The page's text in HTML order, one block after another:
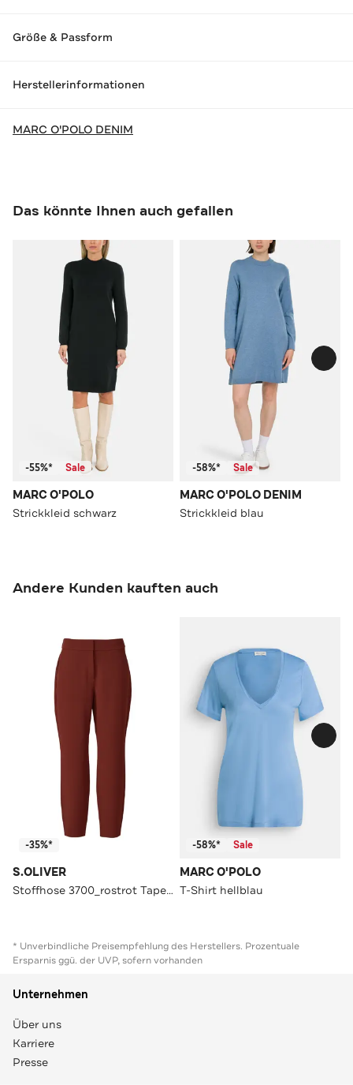
Größe & Passform
Herstellerinformationen
MARC O'POLO DENIM
Das könnte Ihnen auch gefallen
-55%* Sale
MARC O'POLO
Strickkleid schwarz
-58%* Sale
MARC O'POLO DENIM
Strickkleid blau
Andere Kunden kauften auch
-35%*
S.OLIVER
Stoffhose 3700_rostrot Tapered
-58%* Sale
MARC O'POLO
T-Shirt hellblau
* Unverbindliche Preisempfehlung des Herstellers. Prozentuale
Ersparnis ggü. der UVP, sofern vorhanden
Unternehmen
Über uns
Karriere
Presse